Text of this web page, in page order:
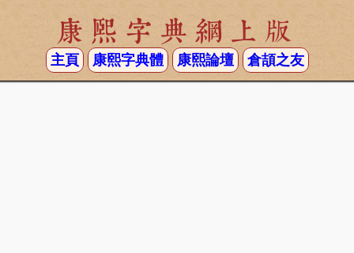
康熙字典網上版
主頁 康熙字典體 康熙論壇 倉頡之友